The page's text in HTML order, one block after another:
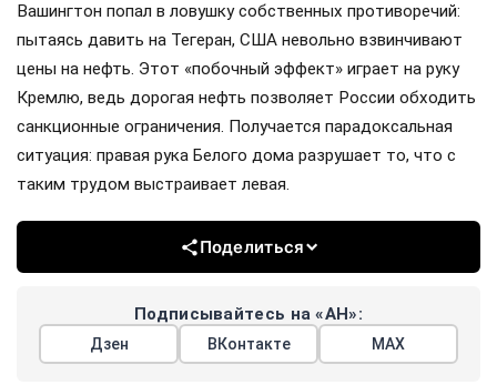
Вашингтон попал в ловушку собственных противоречий:
пытаясь давить на Тегеран, США невольно взвинчивают
цены на нефть. Этот «побочный эффект» играет на руку
Кремлю, ведь дорогая нефть позволяет России обходить
санкционные ограничения. Получается парадоксальная
ситуация: правая рука Белого дома разрушает то, что с
таким трудом выстраивает левая.
Поделиться
Подписывайтесь на «АН»:
Дзен ВКонтакте МАХ